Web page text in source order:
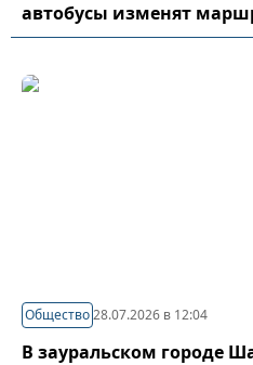
автобусы изменят
Общество28.07.2026 в 12:04
В зауральском городе